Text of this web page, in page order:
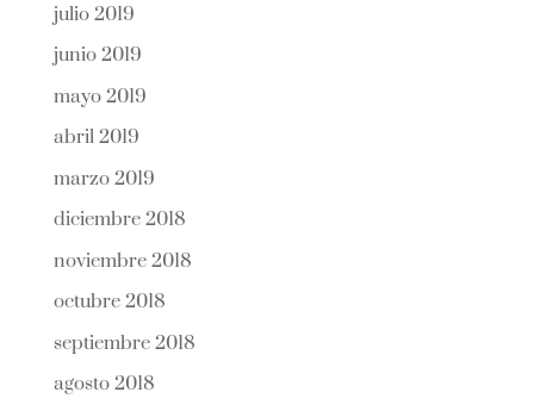
julio 2019
junio 2019
mayo 2019
abril 2019
marzo 2019
diciembre 2018
noviembre 2018
octubre 2018
septiembre 2018
agosto 2018